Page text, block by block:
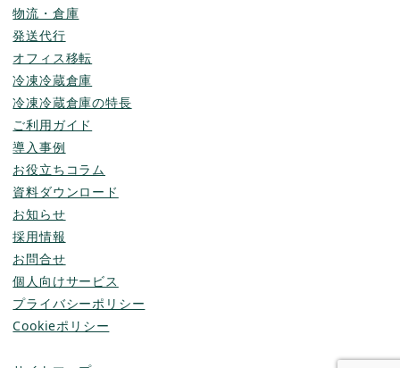
物流・倉庫
発送代行
オフィス移転
冷凍冷蔵倉庫
冷凍冷蔵倉庫の特長
ご利用ガイド
導入事例
お役立ちコラム
資料ダウンロード
お知らせ
採用情報
お問合せ
個人向けサービス
プライバシーポリシー
Cookieポリシー